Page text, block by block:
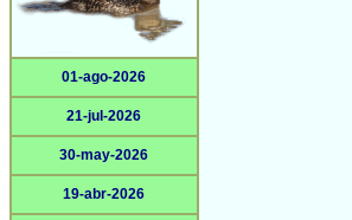
01-ago-2026
21-jul-2026
30-may-2026
19-abr-2026